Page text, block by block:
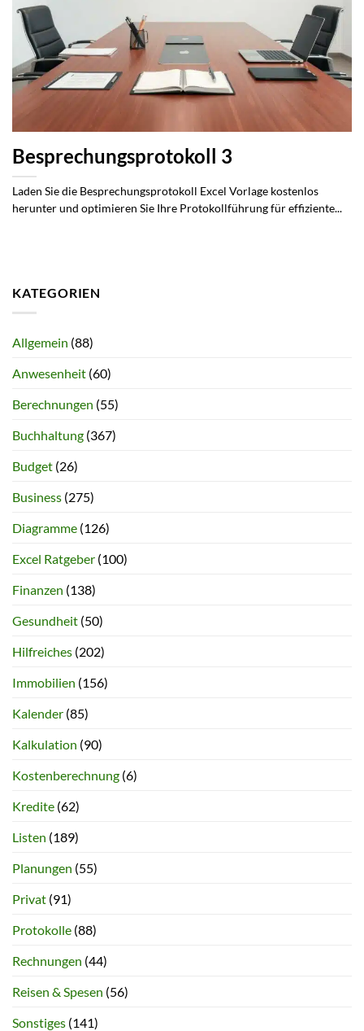
Besprechungsprotokoll 3
Laden Sie die Besprechungsprotokoll Excel Vorlage kostenlos
herunter und optimieren Sie Ihre Protokollführung für effiziente...
KATEGORIEN
Allgemein (88)
Anwesenheit (60)
Berechnungen (55)
Buchhaltung (367)
Budget (26)
Business (275)
Diagramme (126)
Excel Ratgeber (100)
Finanzen (138)
Gesundheit (50)
Hilfreiches (202)
Immobilien (156)
Kalender (85)
Kalkulation (90)
Kostenberechnung (6)
Kredite (62)
Listen (189)
Planungen (55)
Privat (91)
Protokolle (88)
Rechnungen (44)
Reisen & Spesen (56)
Sonstiges (141)